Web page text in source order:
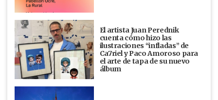
El artista Juan Perednik
cuenta cómo hizo las
ilustraciones “infladas” de
Ca7riel y Paco Amoroso para
el arte de tapa de su nuevo
álbum